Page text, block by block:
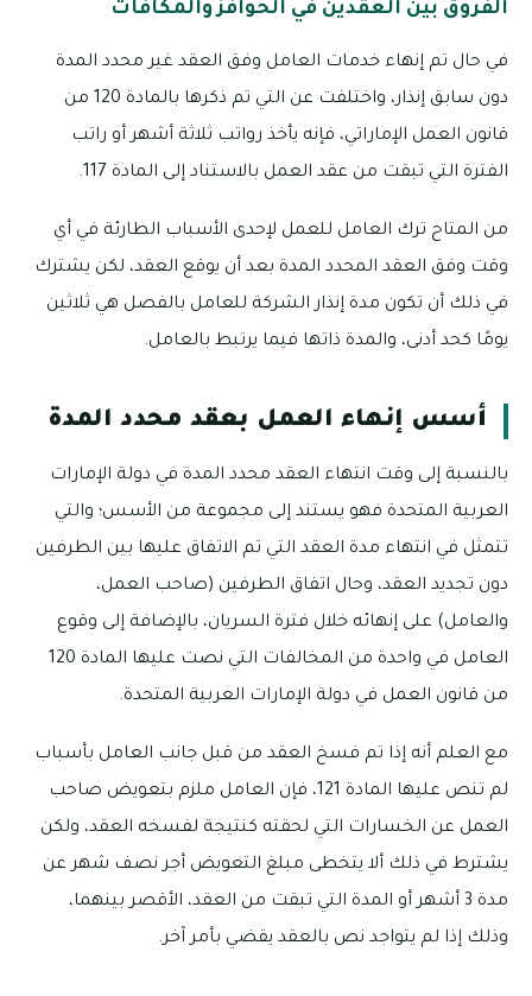
الفروق بين العقدين في الحوافز والمكافآت
في حال تم إنهاء خدمات العامل وفق العقد غير محدد المدة
دون سابق إنذار، واختلفت عن التي تم ذكرها بالمادة 120 من
قانون العمل الإماراتي، فإنه يأخذ رواتب ثلاثة أشهر أو راتب
الفترة التي تبقت من عقد العمل بالاستناد إلى المادة 117.
من المتاح ترك العامل للعمل لإحدى الأسباب الطارئة في أي
وقت وفق العقد المحدد المدة بعد أن يوقع العقد، لكن يشترك
في ذلك أن تكون مدة إنذار الشركة للعامل بالفصل هي ثلاثين
يومًا كحد أدنى، والمدة ذاتها فيما يرتبط بالعامل.
أسس إنهاء العمل بعقد محدد المدة
بالنسبة إلى وقت انتهاء العقد محدد المدة في دولة الإمارات
العربية المتحدة فهو يستند إلى مجموعة من الأسس؛ والتي
تتمثل في انتهاء مدة العقد التي تم الاتفاق عليها بين الطرفين
دون تجديد العقد، وحال اتفاق الطرفين (صاحب العمل،
والعامل) على إنهائه خلال فترة السريان، بالإضافة إلى وقوع
العامل في واحدة من المخالفات التي نصت عليها المادة 120
من قانون العمل في دولة الإمارات العربية المتحدة.
مع العلم أنه إذا تم فسخ العقد من قبل جانب العامل بأسباب
لم تنص عليها المادة 121، فإن العامل ملزم بتعويض صاحب
العمل عن الخسارات التي لحقته كنتيجة لفسخه العقد، ولكن
يشترط في ذلك ألا يتخطى مبلغ التعويض أجر نصف شهر عن
مدة 3 أشهر أو المدة التي تبقت من العقد، الأقصر بينهما،
وذلك إذا لم يتواجد نص بالعقد يقضي بأمر آخر.